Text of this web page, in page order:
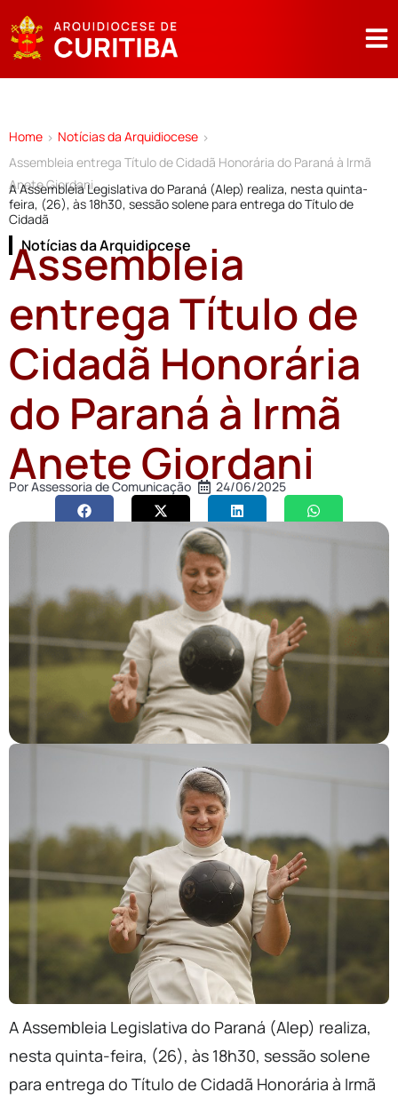
Home > Notícias da Arquidiocese >
Assembleia entrega Título de Cidadã Honorária do Paraná à Irmã
Anete Giordani
A Assembleia Legislativa do Paraná (Alep) realiza, nesta quinta-
feira, (26), às 18h30, sessão solene para entrega do Título de
Cidadã
Notícias da Arquidiocese
Assembleia
entrega Título de
Cidadã Honorária
do Paraná à Irmã
Anete Giordani
PorAssessoria de Comunicação 24/06/2025
A Assembleia Legislativa do Paraná (Alep) realiza,
nesta quinta-feira, (26), às 18h30, sessão solene
para entrega do Título de Cidadã Honorária à Irmã